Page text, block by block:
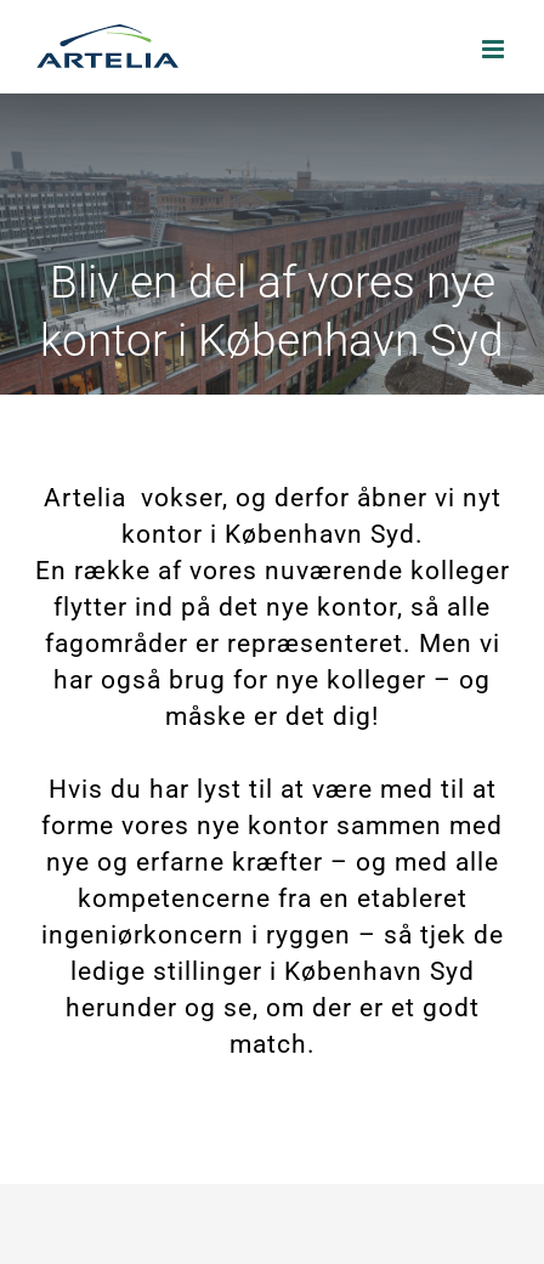
Bliv en del af vores nye
kontor i København Syd
Artelia vokser, og derfor åbner vi nyt
kontor i København Syd.
En række af vores nuværende kolleger
flytter ind på det nye kontor, så alle
fagområder er repræsenteret. Men vi
har også brug for nye kolleger – og
måske er det dig!
Hvis du har lyst til at være med til at
forme vores nye kontor sammen med
nye og erfarne kræfter – og med alle
kompetencerne fra en etableret
ingeniørkoncern i ryggen – så tjek de
ledige stillinger i København Syd
herunder og se, om der er et godt
match.